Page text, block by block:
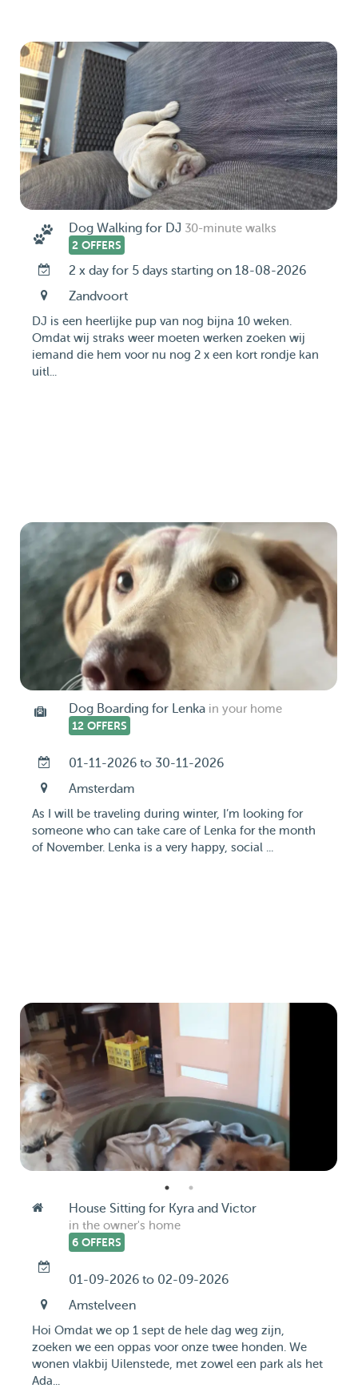
Dog Walking for DJ 30-minute walks
2 OFFERS
2 x day for 5 days starting on 18-08-2026
Zandvoort
DJ is een heerlijke pup van nog bijna 10 weken.
Omdat wij straks weer moeten werken zoeken wij
iemand die hem voor nu nog 2 x een kort rondje kan
uitl...
Dog Boarding for Lenka in your home
12 OFFERS
01-11-2026 to 30-11-2026
Amsterdam
As I will be traveling during winter, I’m looking for
someone who can take care of Lenka for the month
of November. Lenka is a very happy, social ...
House Sitting for Kyra and Victor
in the owner's home
6 OFFERS
01-09-2026 to 02-09-2026
Amstelveen
Hoi Omdat we op 1 sept de hele dag weg zijn,
zoeken we een oppas voor onze twee honden. We
wonen vlakbij Uilenstede, met zowel een park als het
Ada...